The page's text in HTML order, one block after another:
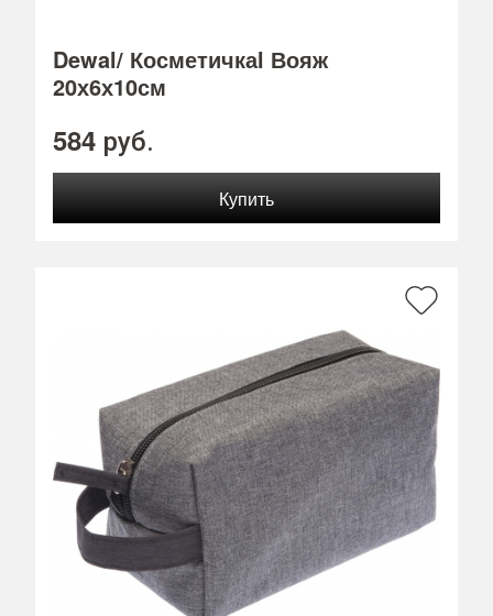
Dewal/ Косметичкаl Вояж
20х6х10см
584 руб.